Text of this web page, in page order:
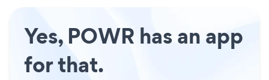
Yes, POWR has an app
for that.